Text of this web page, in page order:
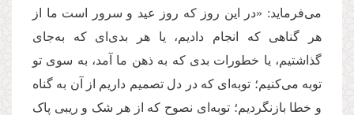
می‌فرماید: «در این روز که روز عید و سرور است ما از
هر گناهی که انجام دادیم، یا هر بدی‌ای که به‌جای
گذاشتیم، یا خطورات بدی که به ذهن ما آمد، به سوی تو
توبه می‌کنیم؛ توبه‌ای که در دل تصمیم داریم از آن به گناه
و خطا بازنگردیم؛ توبه‌ای نصوح که از هر شک و ریبی پاک